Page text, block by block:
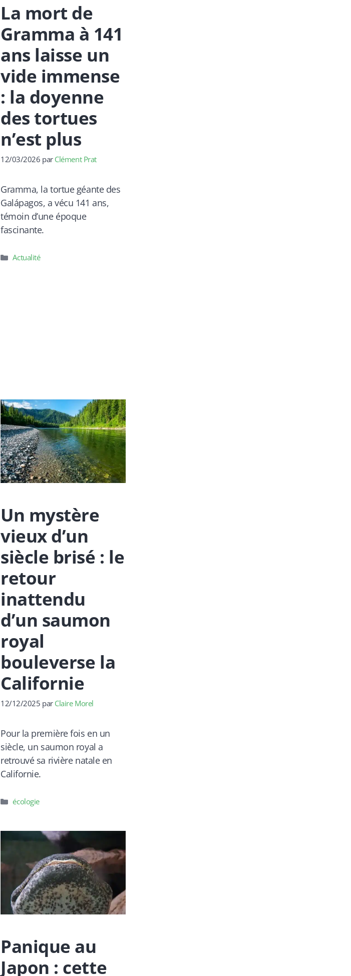
La mort de
Gramma à 141
ans laisse un
vide immense
: la doyenne
des tortues
n’est plus
12/03/2026 par Clément Prat
Gramma, la tortue géante des
Galápagos, a vécu 141 ans,
témoin d’une époque
fascinante.
Catégories
Actualité
Un mystère
vieux d’un
siècle brisé : le
retour
inattendu
d’un saumon
royal
bouleverse la
Californie
12/12/2025 par Claire Morel
Pour la première fois en un
siècle, un saumon royal a
retrouvé sa rivière natale en
Californie.
Catégories
écologie
Panique au
Japon : cette